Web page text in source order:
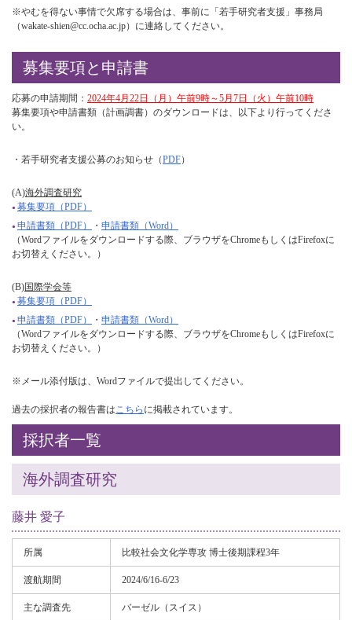
※やむを得ない事情で欠席する場合は、事前に「若手研究者支援」事務局
（wakate-shien@cc.ocha.ac.jp）に連絡してください。
募集要項と申請書
応募の申請期間： 2024年4月22日（月）午前9時～5月7日（火）午前10時
募集要項や申請書類（計画調書）のダウンロードは、以下より行ってくださ
い。
・若手研究者支援公募のお知らせ（PDF）
(A)海外調査研究
募集要項（PDF）
申請書類（PDF）
・ 申請書類（Word）
（Wordファイルをダウンロードする際、ブラウザをChromeもしくはFirefoxに
お切替えください。）
(B)国際学会等
募集要項（PDF）
申請書類（PDF）
・ 申請書類（Word）
（Wordファイルをダウンロードする際、ブラウザをChromeもしくはFirefoxに
お切替えください。）
※メール添付版は、Wordファイルで提出してください。
過去の採択者の報告書はこちら に掲載されています。
採択者一覧
海外調査研究
藤井 愛子
所属 比較社会文化学専攻 博士後期課程3年
渡航期間 2024/6/16-6/23
主な調査先 バーゼル（スイス）